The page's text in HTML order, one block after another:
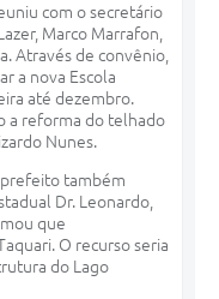
com o secretário
Marco Marrafon,
Através de convênio,
a nova Escola
até dezembro.
a reforma do telhado
Nunes.
prefeito também
Dr. Leonardo,
que
O recurso seria
do Lago